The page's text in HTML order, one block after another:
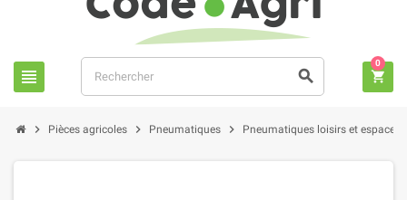
view_headline search shopping_cart
0
chevron_right Pièces agricoles chevron_right Pneumatiques chevron_right Pneumatiques loisirs et espaces